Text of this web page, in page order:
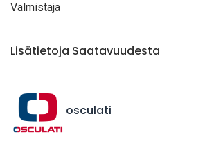
Valmistaja
Lisätietoja Saatavuudesta
osculati